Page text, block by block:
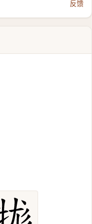
反馈